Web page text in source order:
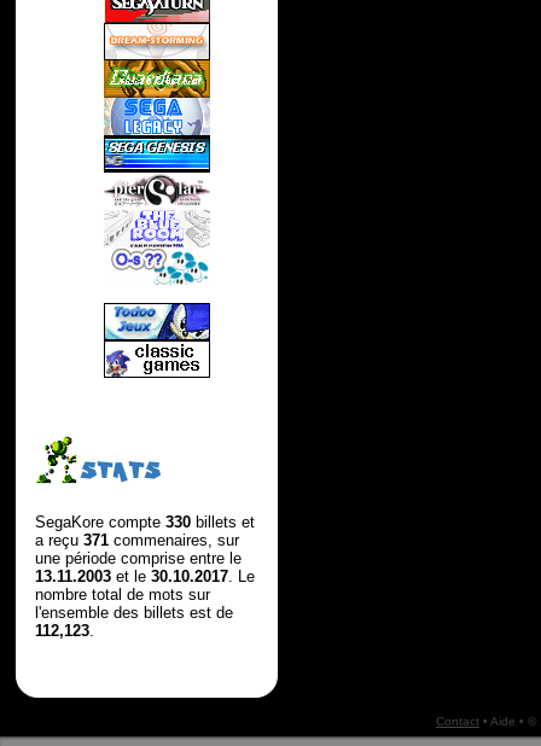
STATS
SegaKore compte 330billets et
a reçu 371commenaires, sur
une période comprise entre le
13.11.2003et le 30.10.2017. Le
nombre total de mots sur
l'ensemble des billets est de
112,123.
Contact• Aide • ©